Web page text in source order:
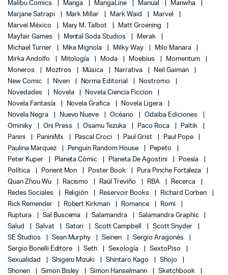
Malibu Comics
Manga MangaLine Manual
Manwha
Marjane Satrapi
Mark Millar Mark Waid
Marvel
Marvel México
Mary M. Talbot
Matt Groening
Mayfair Games
Mental Soda Studios
Merak
Michael Turner
Mike Mignola Milky Way
Milo Manara
Mirka Andolfo
Mitología Moda Moebius
Momentum
Moneros
Moztros Música Narrativa
Neil Gaiman
New Comic
Niven Norma Editorial
Nostromo
Novedades
Novela
Novela Ciencia Ficcion
Novela Fantasía
Novela Grafica
Novela Ligera
Novela Negra
Nuevo Nueve Océano
Odaiba Ediciones
Ominiky
Oni Press Osamu Tezuka Paco Roca
Paltik
Panini
PaniniMx Pascal Croci Paul Grist
Paul Pope
Paulina Marquez
Penguin Random House
Pepeto
Peter Kuper
Planeta Cómic Planeta De Agostini
Poesía
Política
Ponent Mon Poster Book
Pura Pinche Fortaleza
Quan Zhou Wu
Racismo Raúl Treviño RBA
Recerca
Redes Sociales
Religión Reservoir Books
Richard Corben
Rick Remender
Robert Kirkman Romance
Romi
Ruptura
Sal Buscema Salamandra
Salamandra Graphic
Salud
Salvat Satori Scott Campbell
Scott Snyder
SE Studios
Sean Murphy Seinen
Sergio Aragonés
Sergio Bonelli Editore
Seth Sexología
SextoPiso
Sexualidad
Shigeru Mizuki Shintaro Kago
Shojo
Shonen
Simon Bisley Simon Hanselmann
Sketchbook